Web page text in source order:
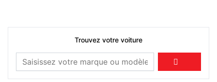
Trouvez votre voiture
